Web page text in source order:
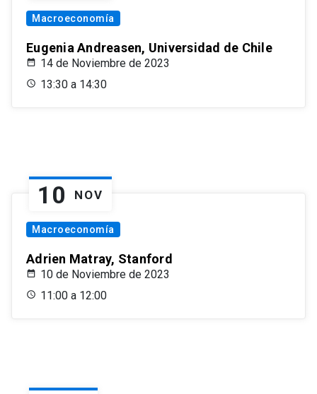
Macroeconomía
Eugenia Andreasen, Universidad de Chile
14 de Noviembre de 2023
13:30 a 14:30
10 NOV
Macroeconomía
Adrien Matray, Stanford
10 de Noviembre de 2023
11:00 a 12:00